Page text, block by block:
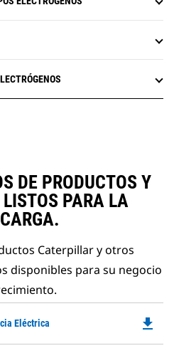
DE PRODUCTOS Y
PARA LA
Caterpillar y otros
disponibles para su negocio
Eléctrica file_download